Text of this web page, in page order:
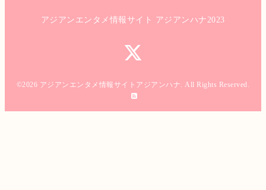
アジアンエンタメ情報サイト アジアンハナ2023
©2026 アジアンエンタメ情報サイトアジアンハナ . All Rights Reserved.